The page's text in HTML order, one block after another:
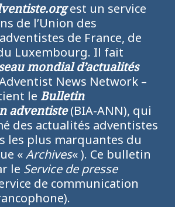
est un service
de l’Union des
de France, de
Luxembourg. Il fait
mondial d’actualités
News Network –
le Bulletin
adventiste(BIA-ANN), qui
des actualités adventistes
les plus marquantes du
«Archives« ). Ce bulletin
le Service de presse
de communication